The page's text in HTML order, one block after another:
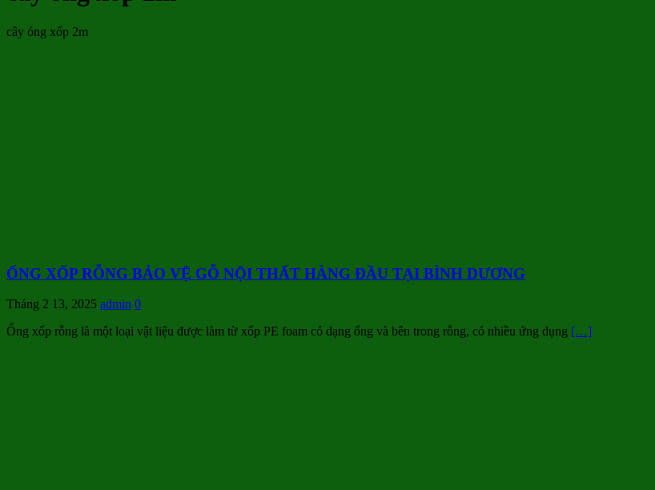
cây óng xốp 2m
ỐNG XỐP RỖNG BẢO VỆ GỖ NỘI THẤT HÀNG ĐẦU TẠI BÌNH DƯƠNG
Tháng 2 13, 2025 admin 0
Ống xốp rỗng là một loại vật liệu được làm từ xốp PE foam có dạng ống và bên trong rỗng, có nhiều ứng dụng […]